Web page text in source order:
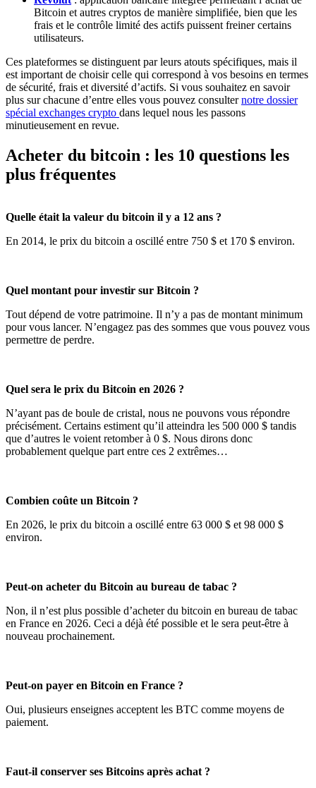
Bitcoin et autres cryptos de manière simplifiée, bien que les
frais et le contrôle limité des actifs puissent freiner certains
utilisateurs.
Ces plateformes se distinguent par leurs atouts spécifiques, mais il
est important de choisir celle qui correspond à vos besoins en termes
de sécurité, frais et diversité d’actifs. Si vous souhaitez en savoir
plus sur chacune d’entre elles vous pouvez consulternotre dossier
spécial exchanges crypto dans lequel nous les passons
minutieusement en revue.
Acheter du bitcoin : les 10 questions les
plus fréquentes
Quelle était la valeur du bitcoin il y a 12 ans ?
En 2014, le prix du bitcoin a oscillé entre 750 $ et 170 $ environ.
Quel montant pour investir sur Bitcoin ?
Tout dépend de votre patrimoine. Il n’y a pas de montant minimum
pour vous lancer. N’engagez pas des sommes que vous pouvez vous
permettre de perdre.
Quel sera le prix du Bitcoin en 2026 ?
N’ayant pas de boule de cristal, nous ne pouvons vous répondre
précisément. Certains estiment qu’il atteindra les 500 000 $ tandis
que d’autres le voient retomber à 0 $. Nous dirons donc
probablement quelque part entre ces 2 extrêmes…
Combien coûte un Bitcoin ?
En 2026, le prix du bitcoin a oscillé entre 63 000 $ et 98 000 $
environ.
Peut-on acheter du Bitcoin au bureau de tabac ?
Non, il n’est plus possible d’acheter du bitcoin en bureau de tabac
en France en 2026. Ceci a déjà été possible et le sera peut-être à
nouveau prochainement.
Peut-on payer en Bitcoin en France ?
Oui, plusieurs enseignes acceptent les BTC comme moyens de
paiement.
Faut-il conserver ses Bitcoins après achat ?